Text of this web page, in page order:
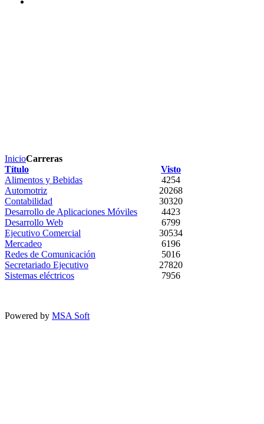
InicioCarreras
Título
Visto
Alimentos y Bebidas
4254
Automotriz
20268
Contabilidad
30320
Desarrollo de Aplicaciones Móviles
4423
Desarrollo Web
6799
Ejecutivo Comercial
30534
Mercadeo
6196
Redes de Comunicación
5016
Secretariado Ejecutivo
27820
Sistemas eléctricos
7956
Powered by MSA Soft